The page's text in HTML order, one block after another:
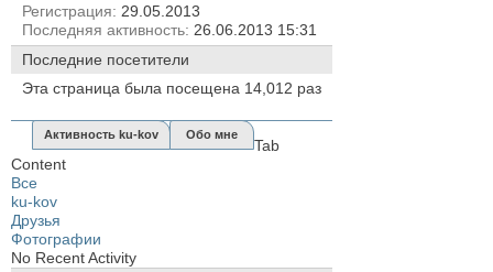
Регистрация 29.05.2013
Последняя активность 26.06.2013 15:31
Последние посетители
Эта страница была посещена 14,012 раз
Активность ku-kov Обо мне
Tab
Content
Все
ku-kov
Друзья
Фотографии
No Recent Activity